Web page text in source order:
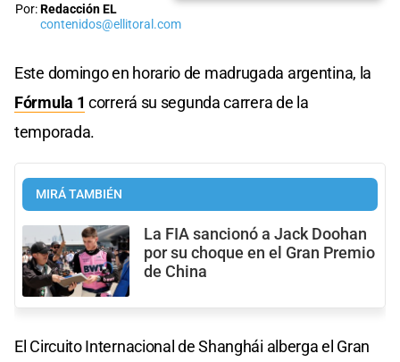
Por:Redacción EL
contenidos@ellitoral.com
Este domingo en horario de madrugada argentina, la
Fórmula 1 correrá su segunda carrera de la
temporada.
MIRÁ TAMBIÉN
La FIA sancionó a Jack Doohan
por su choque en el Gran Premio
de China
El Circuito Internacional de Shanghái alberga el Gran